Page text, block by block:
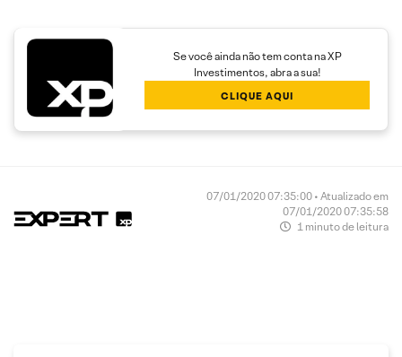
Se você ainda não tem conta na XP
Investimentos, abra a sua!
CLIQUE AQUI
07/01/2020 07:35:00 • Atualizado em
07/01/2020 07:35:58
1 minuto de leitura